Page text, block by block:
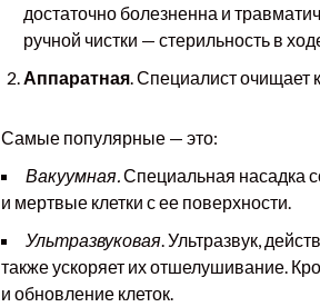
достаточно болезненна и
ручной чистки — стерильность в
Аппаратная. Специалист очищает
Самые популярные — это:
Вакуумная.Специальная насадка
и мертвые клетки с ее поверхности.
Ультразвуковая. Ультразвук,
также ускоряет их отшелушивание.
и обновление клеток.